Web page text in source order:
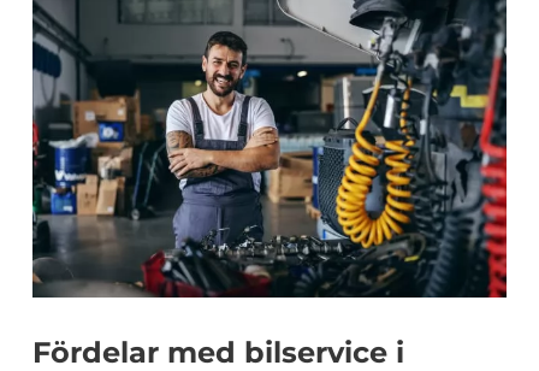
Fördelar med bilservice i